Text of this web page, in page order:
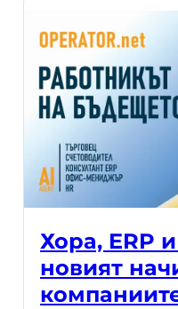
Хора, ERP
новият